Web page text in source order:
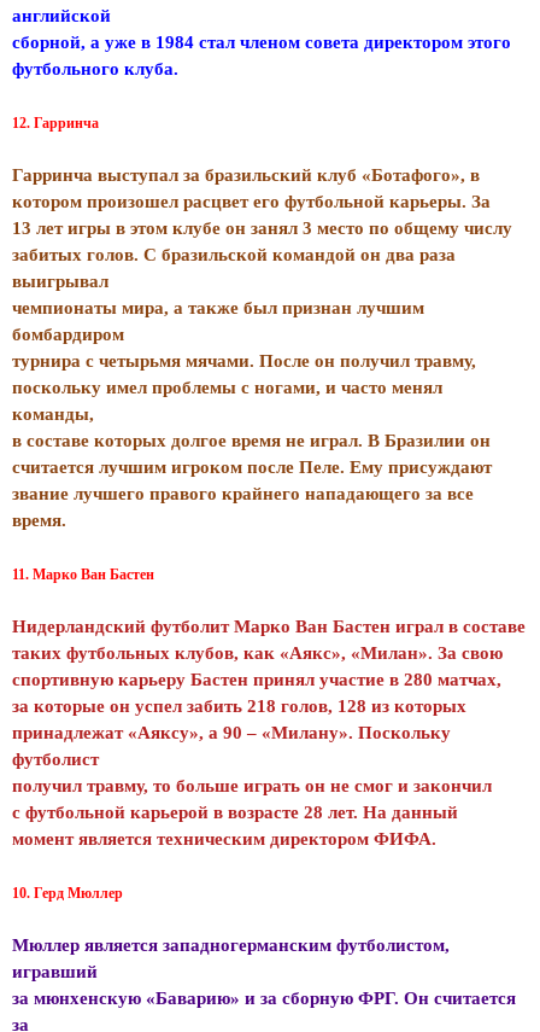
английской
сборной, а уже в 1984 стал членом совета директором этого
футбольного клуба.
12. Гарринча
Гарринча выступал за бразильский клуб «Ботафого», в
котором произошел расцвет его футбольной карьеры. За
13 лет игры в этом клубе он занял 3 место по общему числу
забитых голов. С бразильской командой он два раза
выигрывал
чемпионаты мира, а также был признан лучшим
бомбардиром
турнира с четырьмя мячами. После он получил травму,
поскольку имел проблемы с ногами, и часто менял
команды,
в составе которых долгое время не играл. В Бразилии он
считается лучшим игроком после Пеле. Ему присуждают
звание лучшего правого крайнего нападающего за все
время.
11. Марко Ван Бастен
Нидерландский футболит Марко Ван Бастен играл в составе
таких футбольных клубов, как «Аякс», «Милан». За свою
спортивную карьеру Бастен принял участие в 280 матчах,
за которые он успел забить 218 голов, 128 из которых
принадлежат «Аяксу», а 90 – «Милану». Поскольку
футболист
получил травму, то больше играть он не смог и закончил
с футбольной карьерой в возрасте 28 лет. На данный
момент является техническим директором ФИФА.
10. Герд Мюллер
Мюллер является западногерманским футболистом,
игравший
за мюнхенскую «Баварию» и за сборную ФРГ. Он считается
за